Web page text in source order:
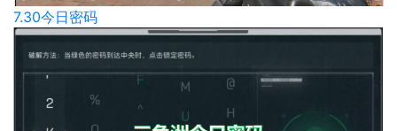
7.30今日密码